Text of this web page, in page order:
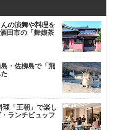
の演舞や料理を
田市の「舞娘茶
島・佐柳島で「飛
理「王朝」で楽し
ランチビュッフ